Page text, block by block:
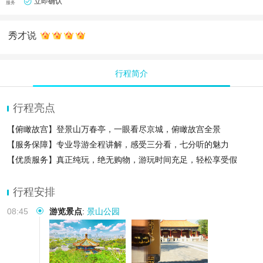
服务
秀才说
行程简介
行程亮点
【俯瞰故宫】登景山万春亭，一眼看尽京城，俯瞰故宫全景
【服务保障】专业导游全程讲解，感受三分看，七分听的魅力
【优质服务】真正纯玩，绝无购物，游玩时间充足，轻松享受假
行程安排
08:45 游览景点: 景山公园